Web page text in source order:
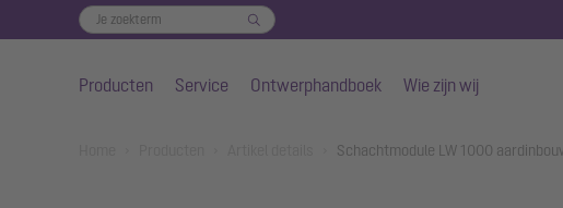
Producten Service Ontwerphandboek Wie zijn wij
Schachtmodule LW 1000